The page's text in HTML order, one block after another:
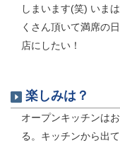
しまいます(笑) いま
くさん頂いて満席の
店にしたい！
楽しみは？
オープンキッチンは
る。キッチンから出